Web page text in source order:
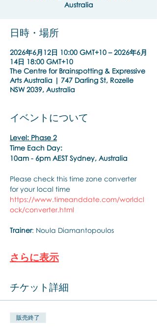
Australia
日時・場所
2026年6月12日 10:00 GMT+10 – 2026年6月
14日 18:00 GMT+10
The Centre for Brainspotting & Expressive
Arts Australia | 747 Darling St, Rozelle
NSW 2039, Australia
イベントについて
Level: Phase 2
Time Each Day:
10am - 6pm AEST Sydney, Australia
Please check this time zone converter
for your local time
https://www.timeanddate.com/worldcl
ock/converter.html
Trainer: Noula Diamantopoulos
さらに表示
チケット詳細
販売終了